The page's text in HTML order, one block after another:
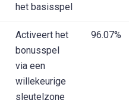
het basisspel
Activeert het
bonusspel
via een
willekeurige
sleutelzone
96.07%